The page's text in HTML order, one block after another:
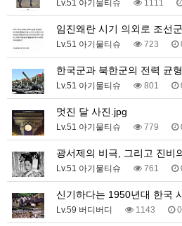
Lv.51 아기물티슈 1111
임진왜란 시기 의외로 조선
Lv.51 아기물티슈 723
한국군과 북한군의 전력 균
Lv.51 아기물티슈 801
멋진 달 사진.jpg
Lv.51 아기물티슈 779
광서제의 비극, 그리고 진비
Lv.51 아기물티슈 761
신기하다는 1950년대 한국
Lv.59 버디버디 1143